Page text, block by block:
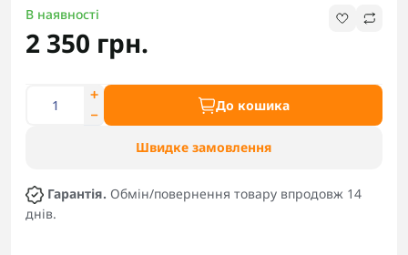
В наявності
2 350 грн.
До кошика
Швидке замовлення
Гарантія. Обмін/повернення товару впродовж 14
днів.